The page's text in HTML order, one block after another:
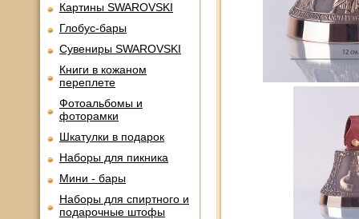
Картины SWAROVSKI
Глобус-бары
Сувениры SWAROVSKI
Книги в кожаном
переплете
Фотоальбомы и
фоторамки
Шкатулки в подарок
Наборы для пикника
Мини - бары
Наборы для спиртного и
подарочные штофы